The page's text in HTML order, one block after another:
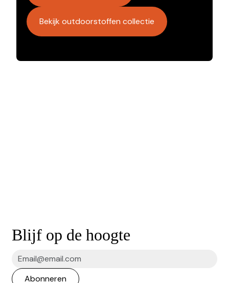
Bekijk outdoorstoffen collectie
Blijf op de hoogte